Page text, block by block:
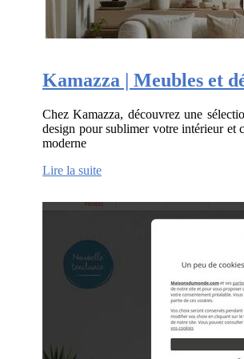
Kamazza | Meubles et
Chez Kamazza, découvrez une
design pour sublimer votre intérieur et
moderne
Lire la suite